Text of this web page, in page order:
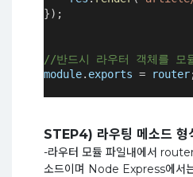
});
//반드시 라우터 객체를 모
module. exports = router
STEP4) 라우팅 메소드 형
-라우터 모듈 파일내에서
소드이며 Node Express에서